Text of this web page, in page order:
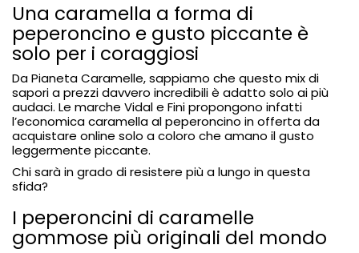
Una caramella a forma di
peperoncino e gusto piccante è
solo per i coraggiosi
Da Pianeta Caramelle, sappiamo che questo mix di
sapori a prezzi davvero incredibili è adatto solo ai più
audaci. Le marche Vidal e Fini propongono infatti
l’economica caramella al peperoncino in offerta da
acquistare online solo a coloro che amano il gusto
leggermente piccante.
Chi sarà in grado di resistere più a lungo in questa
sfida?
I peperoncini di caramelle
gommose più originali del mondo